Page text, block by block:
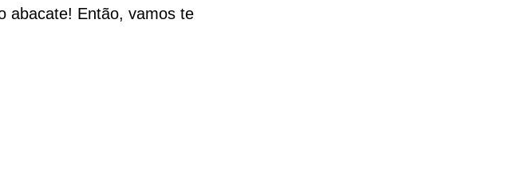
abacate! Então, vamos te